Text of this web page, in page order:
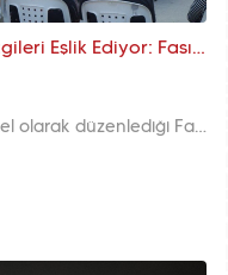
Fatih'te Yaz Akşamlarına Fasıl Ezgileri Eşlik Ediyor: Fasıl Akşamları Fındıkzade Çukurbostan Yaşam Merkezi'nde Devam Ediyor
Fatih Belediyesi'nin yaz aylarına özel olarak düzenlediği Fasıl Akşamları programı, Fındıkzade Çukurbostan Yaşam Merkezi'nde müzikseverlerle buluşmaya devam ediyor.